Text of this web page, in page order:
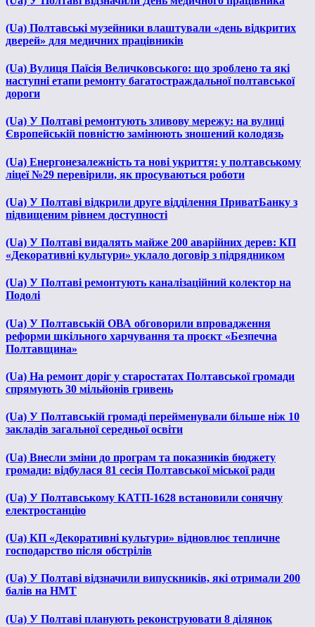
(Ua) Полтавські музейники влаштували «день відкритих
дверей» для медичних працівників
(Ua) Вулиця Паїсія Величковського: що зроблено та які
наступні етапи ремонту багатостраждальної полтавської
дороги
(Ua) У Полтаві ремонтують зливову мережу: на вулиці
Європейській повністю замінюють зношений колодязь
(Ua) Енергонезалежність та нові укриття: у полтавському
ліцеї №29 перевірили, як просуваються роботи
(Ua) У Полтаві відкрили друге відділення ПриватБанку з
підвищеним рівнем доступності
(Ua) У Полтаві видалять майже 200 аварійних дерев: КП
«Декоративні культури» уклало договір з підрядником
(Ua) У Полтаві ремонтують каналізаційний колектор на
Подолі
(Ua) У Полтавській ОВА обговорили впровадження
реформи шкільного харчування та проєкт «Безпечна
Полтавщина»
(Ua) На ремонт доріг у старостатах Полтавської громади
спрямують 30 мільйонів гривень
(Ua) У Полтавській громаді перейменували більше ніж 10
закладів загальної середньої освіти
(Ua) Внесли зміни до програм та показників бюджету
громади: відбулася 81 сесія Полтавської міської ради
(Ua) У Полтавському КАТП-1628 встановили сонячну
електростанцію
(Ua) КП «Декоративні культури» відновлює тепличне
господарство після обстрілів
(Ua) У Полтаві відзначили випускників, які отримали 200
балів на НМТ
(Ua) У Полтаві планують реконструювати 8 ділянок